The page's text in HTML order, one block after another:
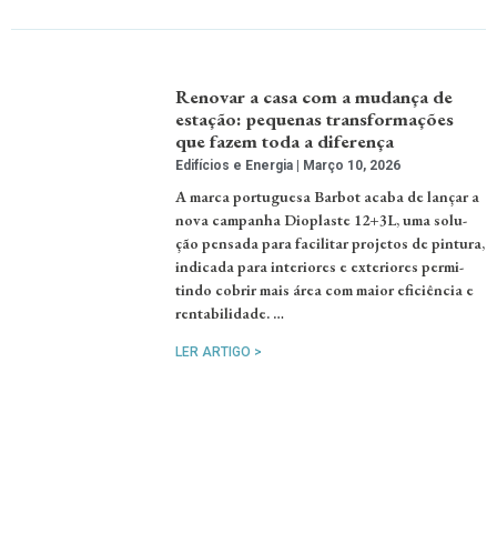
Renovar a casa com a mudança de
estação: pequenas transformações
que fazem toda a diferença
Edifícios e Energia Março 10, 2026
A marca portuguesa Barbot acaba de lançar a
nova campanha Dioplaste 12+3L, uma solu-
ção pensada para facilitar projetos de pintura,
indicada para interiores e exteriores permi-
tindo cobrir mais área com maior eficiência e
rentabilidade. …
LER ARTIGO >